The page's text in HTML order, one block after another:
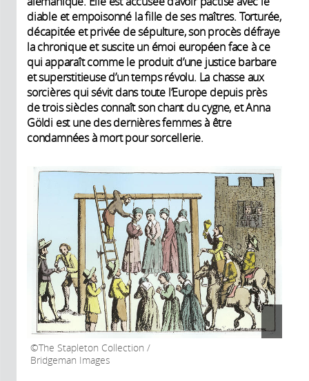
diable et empoisonné la fille de ses maîtres. Torturée,
décapitée et privée de sépulture, son procès défraye
la chronique et suscite un émoi européen face à ce
qui apparaît comme le produit d’une justice barbare
et superstitieuse d’un temps révolu. La chasse aux
sorcières qui sévit dans toute l’Europe depuis près
de trois siècles connaît son chant du cygne, et Anna
Göldi est une des dernières femmes à être
condamnées à mort pour sorcellerie.
The Stapleton Collection /
Bridgeman Images